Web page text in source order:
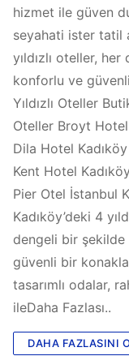
hizmet ile güven
seyahati ister tatil
yıldızlı oteller,
konforlu ve
Yıldızlı Oteller
Oteller Broyt
Dila Hotel
Kent Hotel
Pier Otel İstanbul
Kadıköy’deki 4
dengeli bir
güvenli bir
tasarımlı odalar,
ileDaha Fazlası..
DAHA FAZLASINI